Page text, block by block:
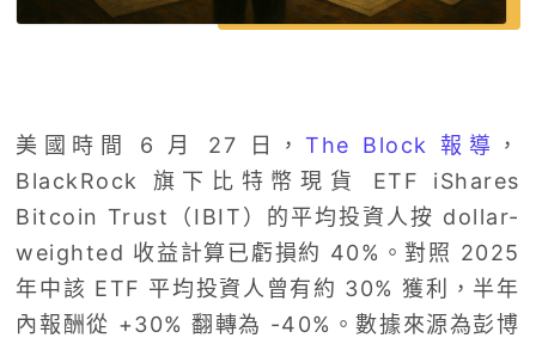
美國時間 6 月 27 日，The Block 報導
，
BlackRock 旗下比特幣現貨 ETF iShares
Bitcoin Trust（IBIT）的平均投資人按 dollar-
weighted 收益計算已虧損約 40%。對照 2025
年中該 ETF 平均投資人曾有約 30% 獲利，半年
內報酬從 +30% 翻轉為 -40%。數據來源為彭博